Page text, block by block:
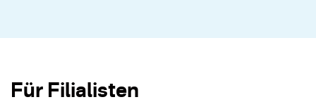
Für Filialisten